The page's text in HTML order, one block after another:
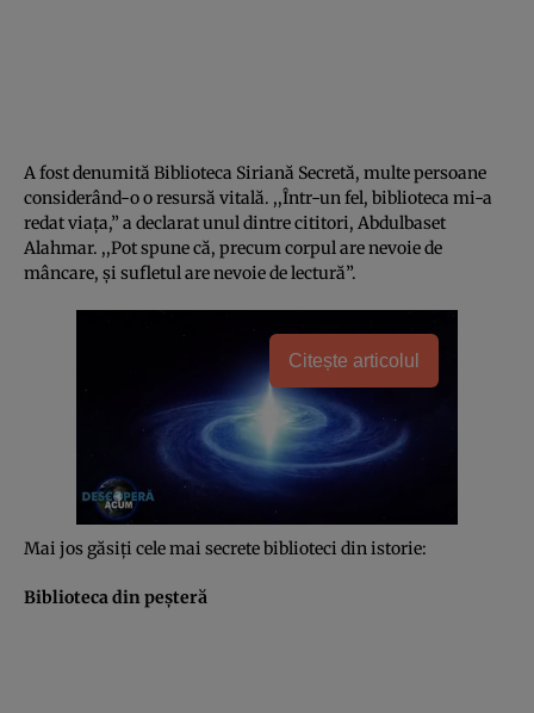
A fost denumită Biblioteca Siriană Secretă, multe persoane
considerând-o o resursă vitală. ,,Într-un fel, biblioteca mi-a
redat viaţa,” a declarat unul dintre cititori, Abdulbaset
Alahmar. ,,Pot spune că, precum corpul are nevoie de
mâncare, şi sufletul are nevoie de lectură”.
Citește articolul
Mai jos găsiţi cele mai secrete biblioteci din istorie:
Biblioteca din peşteră